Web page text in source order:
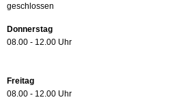
geschlossen
Donnerstag
08.00 - 12.00 Uhr
Freitag
08.00 - 12.00 Uhr